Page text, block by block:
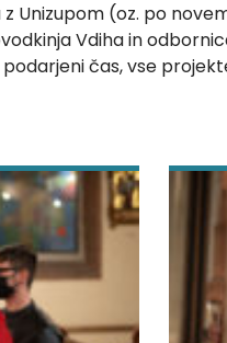
Unizupom (oz. po
Vdiha in
čas, vse